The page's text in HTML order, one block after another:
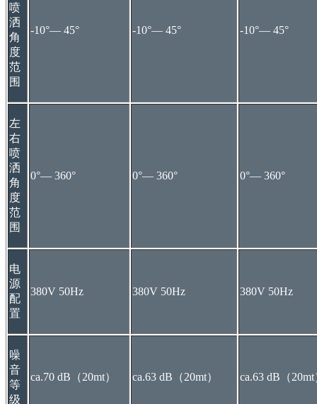
喷
洒
角
度
范
围
-10°— 45° -10°— 45° -10°— 45°
左
右
喷
洒
角
度
范
围
0°— 360° 0°— 360° 0°— 360°
电
源
配
置
380V 50Hz 380V 50Hz 380V 50Hz
噪
音
等
级
ca.70 dB（20mt） ca.63 dB（20mt） ca.63 dB（20mt